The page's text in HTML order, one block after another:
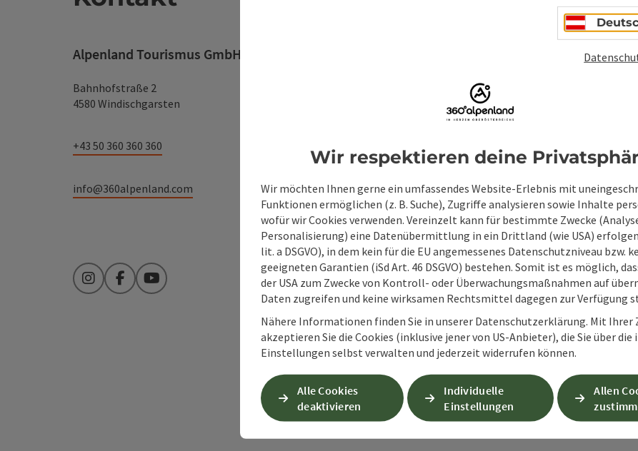
Alpenland Tourismus GmbH
Bahnhofstraße 2
4580 Windischgarsten
+43 50 360 360 360
info@360alpenland.com
InstagramFacebookYouTube
Unverbindliche Anfrage*
Zum Schutz vor Spam wird Google
personenbezogene Daten (z. B. die IP-
Absenden des Formulars werden die dafür
ist eine Kontaktaufnahme jederzeit per E-
Wenn Sie per Formular auf der Website oder per
Ihre angegebenen Daten zwecks Bearbeitung der
Anschlussfragen sechs Monate bei uns
Einwilligung weiter.
zur Datenschutzerklärung
Senden
Wir respektieren deine
Wir möchten Ihnen gerne ein umfassendes Website-Erlebnis mit
Funktionen ermöglichen (z. B. Suche), Zugriffe analysieren sowie Inhalte
wofür wir Cookies verwenden. Vereinzelt kann für bestimmte Zwecke
Personalisierung) eine Datenübermittlung in ein Drittland (wie USA)
lit. a DSGVO), in dem kein für die EU angemessenes Datenschutzniveau bzw.
geeigneten Garantien (iSd Art. 46 DSGVO) bestehen. Somit ist es möglich,
der USA zum Zwecke von Kontroll- oder Überwachungsmaßnahmen auf
Daten zugreifen und keine wirksamen Rechtsmittel dagegen zur Verfügung
Nähere Informationen finden Sie in unserer Datenschutzerklärung. Mit Ihrer
akzeptieren Sie die Cookies (inklusive jener von US-Anbieter), die Sie über die
Einstellungen selbst verwalten und jederzeit widerrufen können.
Alle Cookies
deaktivieren
Individuelle
Einstellungen
Allen